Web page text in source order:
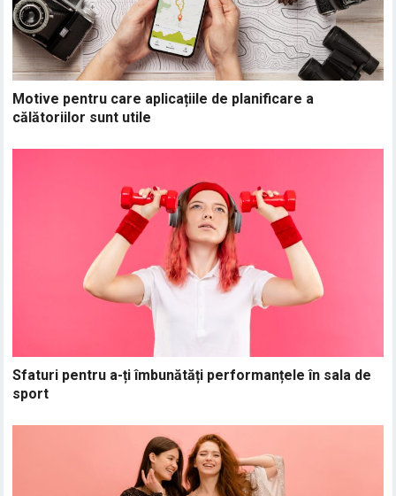
Motive pentru care aplicațiile de planificare a
călătoriilor sunt utile
Sfaturi pentru a-ți îmbunătăți performanțele în sala de
sport